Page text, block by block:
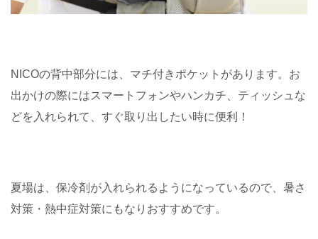
NICOの背中部分には、マチ付きポケットがあります。お
出かけの際にはスマートフォンやハンカチ、ティッシュな
どを入れられて、すぐ取り出したい時に便利！
夏場は、保冷剤が入れられるようになっているので、暑さ
対策・熱中症対策にもなりおすすめです。